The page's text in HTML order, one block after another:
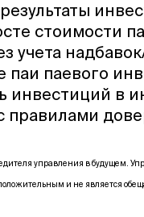
стоимости
учета
паевого
инвестиций
правилами
управления в будущем.
и не является